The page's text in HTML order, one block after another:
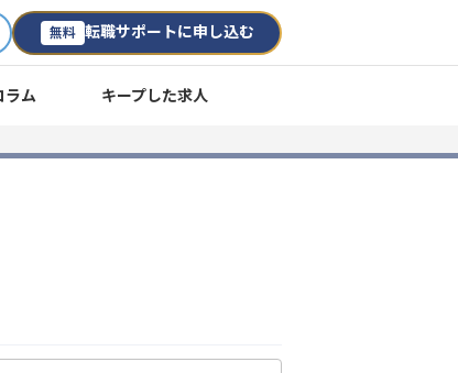
無料 転職サポートに申し込む
ラム キープした求人